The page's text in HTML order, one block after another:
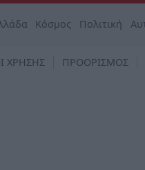
Κόσμος Πολιτική
ΧΡΗΣΗΣ ΠΡΟΟΡΙΣΜΟΣ